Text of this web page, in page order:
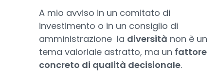
A mio avviso in un comitato di
investimento o in un consiglio di
amministrazione la diversità non è un
tema valoriale astratto, ma un fattore
concreto di qualità decisionale.